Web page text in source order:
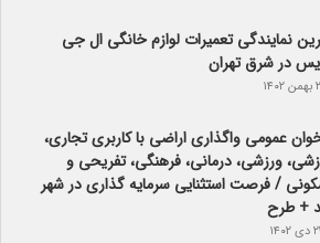
نمایندگی تعمیرات لوازم خانگی ال جی
در شرق تهران
عمومی واگذاری اراضی با کاربری تجاری،
ورزشی، درمانی، فرهنگی، تفریحی و
/ فرصت استثنایی سرمایه گذاری در شهر
+ طرح